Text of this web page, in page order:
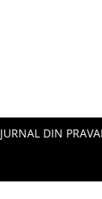
JURNAL DIN